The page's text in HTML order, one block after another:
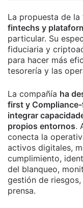
La propuesta de la
fintechs y
particular. Su
fiduciaria y
para hacer más
tesorería y las
La compañía ha
first y
integrar
propios entornos.
conecta la
activos digitales,
cumplimiento,
del blanqueo,
gestión de
prensa.